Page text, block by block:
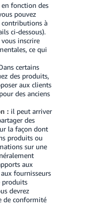
fonction des
pouvez
contributions à
ci-dessous).
vous inscrire
ce qui
certains
des produits,
aux clients
des anciens
:il peut arriver
des
la façon dont
produits ou
sur une
aux
fournisseurs
produits
devrez
de conformité